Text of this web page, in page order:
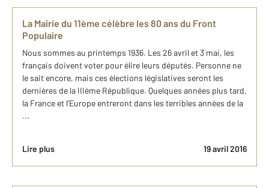
La Mairie du 11ème célèbre les 80 ans du Front
Populaire
Nous sommes au printemps 1936. Les 26 avril et 3 mai, les
français doivent voter pour élire leurs députés. Personne ne
le sait encore, mais ces élections législatives seront les
dernières de la IIIème République. Quelques années plus tard,
la France et l’Europe entreront dans les terribles années de la
...
Lire plus 19 avril 2016